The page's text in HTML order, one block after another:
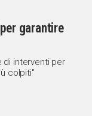
garantire
di interventi per
colpiti"